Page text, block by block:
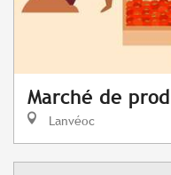
Marché de
Lanvéoc